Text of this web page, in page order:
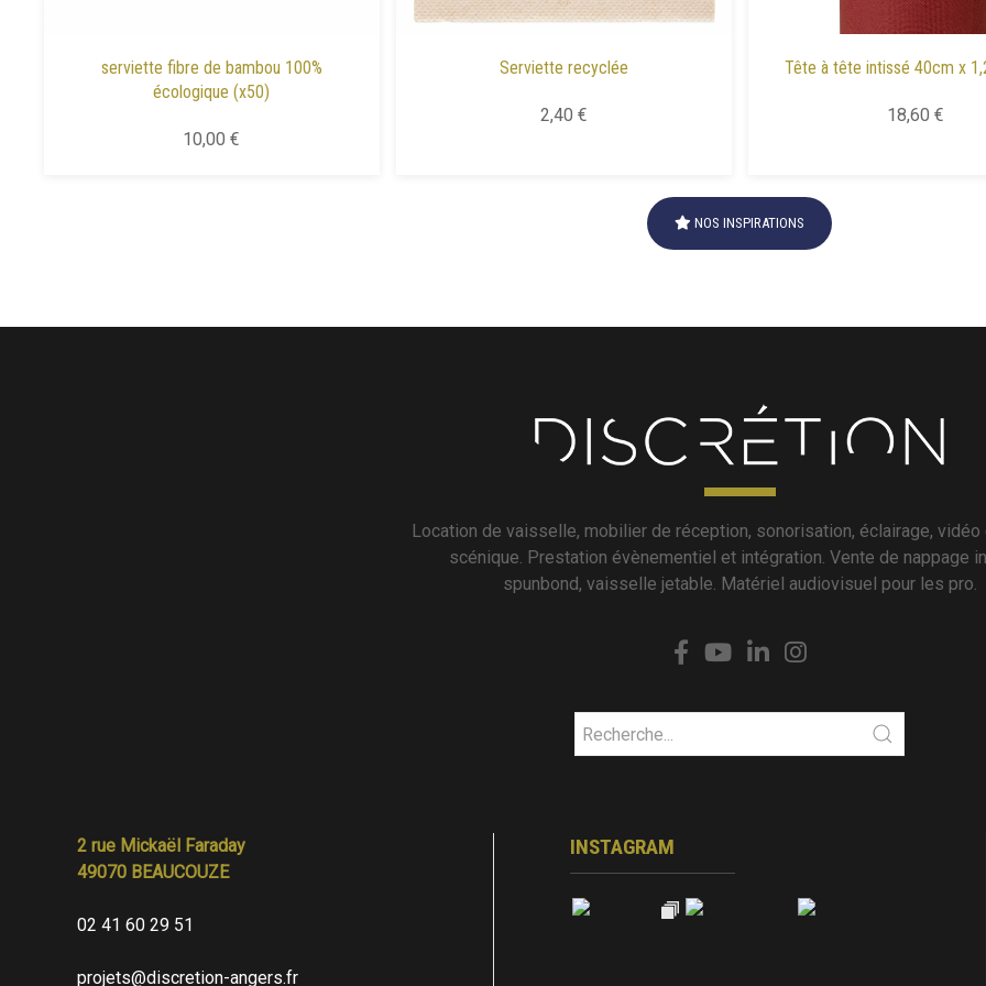
serviette fibre de bambou 100%
écologique (x50)
10,00 €
Serviette recyclée
2,40 €
Tête à tête intissé 40cm x
18,60 €
NOS INSPIRATIONS
Location de vaisselle, mobilier de réception, sonorisation, éclairage, vidéo
scénique. Prestation évènementiel et intégration. Vente de nappage
spunbond, vaisselle jetable. Matériel audiovisuel pour les pro.
2 rue Mickaël Faraday
49070 BEAUCOUZE
02 41 60 29 51
projets@discretion-angers.fr
INSTAGRAM